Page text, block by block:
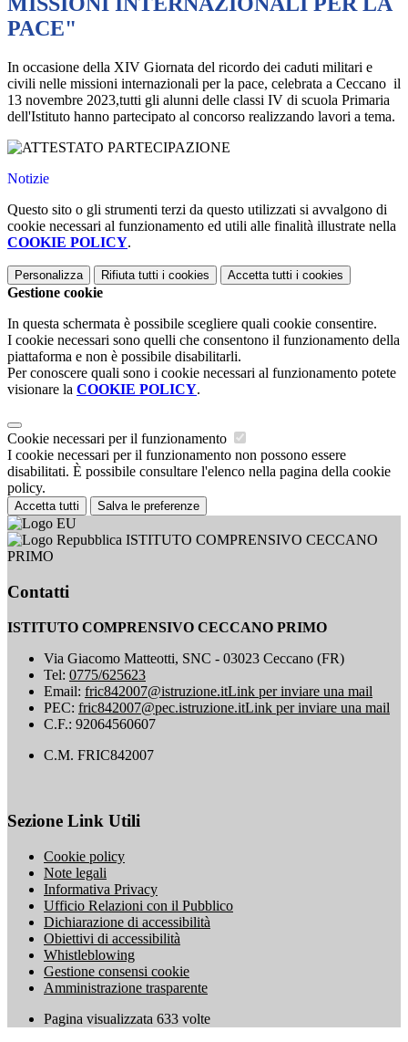
PACE"
In occasione della XIV Giornata del ricordo dei caduti militari e
civili nelle missioni internazionali per la pace, celebrata a Ceccano il
13 novembre 2023,tutti gli alunni delle classi IV di scuola Primaria
dell'Istituto hanno partecipato al concorso realizzando lavori a tema.
Notizie
Questo sito o gli strumenti terzi da questo utilizzati si avvalgono di
cookie necessari al funzionamento ed utili alle finalità illustrate nella
COOKIE POLICY.
Personalizza Rifiuta tutti i cookies Accetta tutti i cookies
Gestione cookie
In questa schermata è possibile scegliere quali cookie consentire.
I cookie necessari sono quelli che consentono il funzionamento della
piattaforma e non è possibile disabilitarli.
Per conoscere quali sono i cookie necessari al funzionamento potete
visionare la COOKIE POLICY.
Cookie necessari per il funzionamento
I cookie necessari per il funzionamento non possono essere
disabilitati. È possibile consultare l'elenco nella pagina della cookie
policy.
Accetta tutti Salva le preferenze
ISTITUTO COMPRENSIVO CECCANO
PRIMO
Contatti
ISTITUTO COMPRENSIVO CECCANO PRIMO
Via Giacomo Matteotti, SNC - 03023 Ceccano (FR)
Tel: 0775/625623
Email: fric842007@istruzione.itLink per inviare una mail
PEC: fric842007@pec.istruzione.itLink per inviare una mail
C.F.: 92064560607
C.M. FRIC842007
Sezione Link Utili
Cookie policy
Note legali
Informativa Privacy
Ufficio Relazioni con il Pubblico
Dichiarazione di accessibilità
Obiettivi di accessibilità
Whistleblowing
Gestione consensi cookie
Amministrazione trasparente
Pagina visualizzata 633 volte